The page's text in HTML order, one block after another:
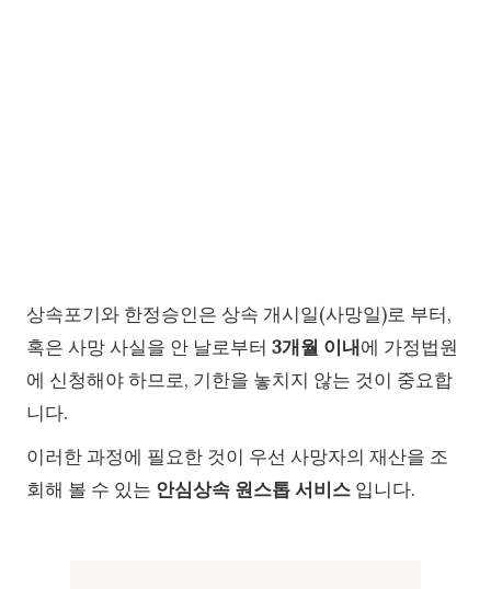
상속포기와 한정승인은 상속 개시일(사망일)로 부터,
혹은 사망 사실을 안 날로부터 3개월 이내에 가정법원
에 신청해야 하므로, 기한을 놓치지 않는 것이 중요합
니다.
이러한 과정에 필요한 것이 우선 사망자의 재산을 조
회해 볼 수 있는 안심상속 원스톱 서비스 입니다.